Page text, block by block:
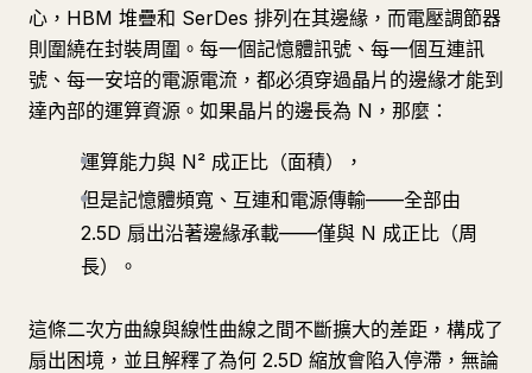
心，HBM 堆疊和 SerDes 排列在其邊緣，而電壓調節器
則圍繞在封裝周圍。每一個記憶體訊號、每一個互連訊
號、每一安培的電源電流，都必須穿過晶片的邊緣才能到
達內部的運算資源。如果晶片的邊長為 N，那麼：
運算能力與 N² 成正比（面積），
但是記憶體頻寬、互連和電源傳輸——全部由
2.5D 扇出沿著邊緣承載——僅與 N 成正比（周
長）。
這條二次方曲線與線性曲線之間不斷擴大的差距，構成了
扇出困境，並且解釋了為何 2.5D 縮放會陷入停滯，無論